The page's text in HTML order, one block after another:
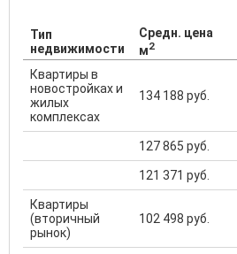
Тип
недвижимости
Средн. цена
м2
Квартиры в
новостройках и
жилых
комплексах
134 188 руб.
127 865 руб.
121 371 руб.
Квартиры
(вторичный
рынок)
102 498 руб.